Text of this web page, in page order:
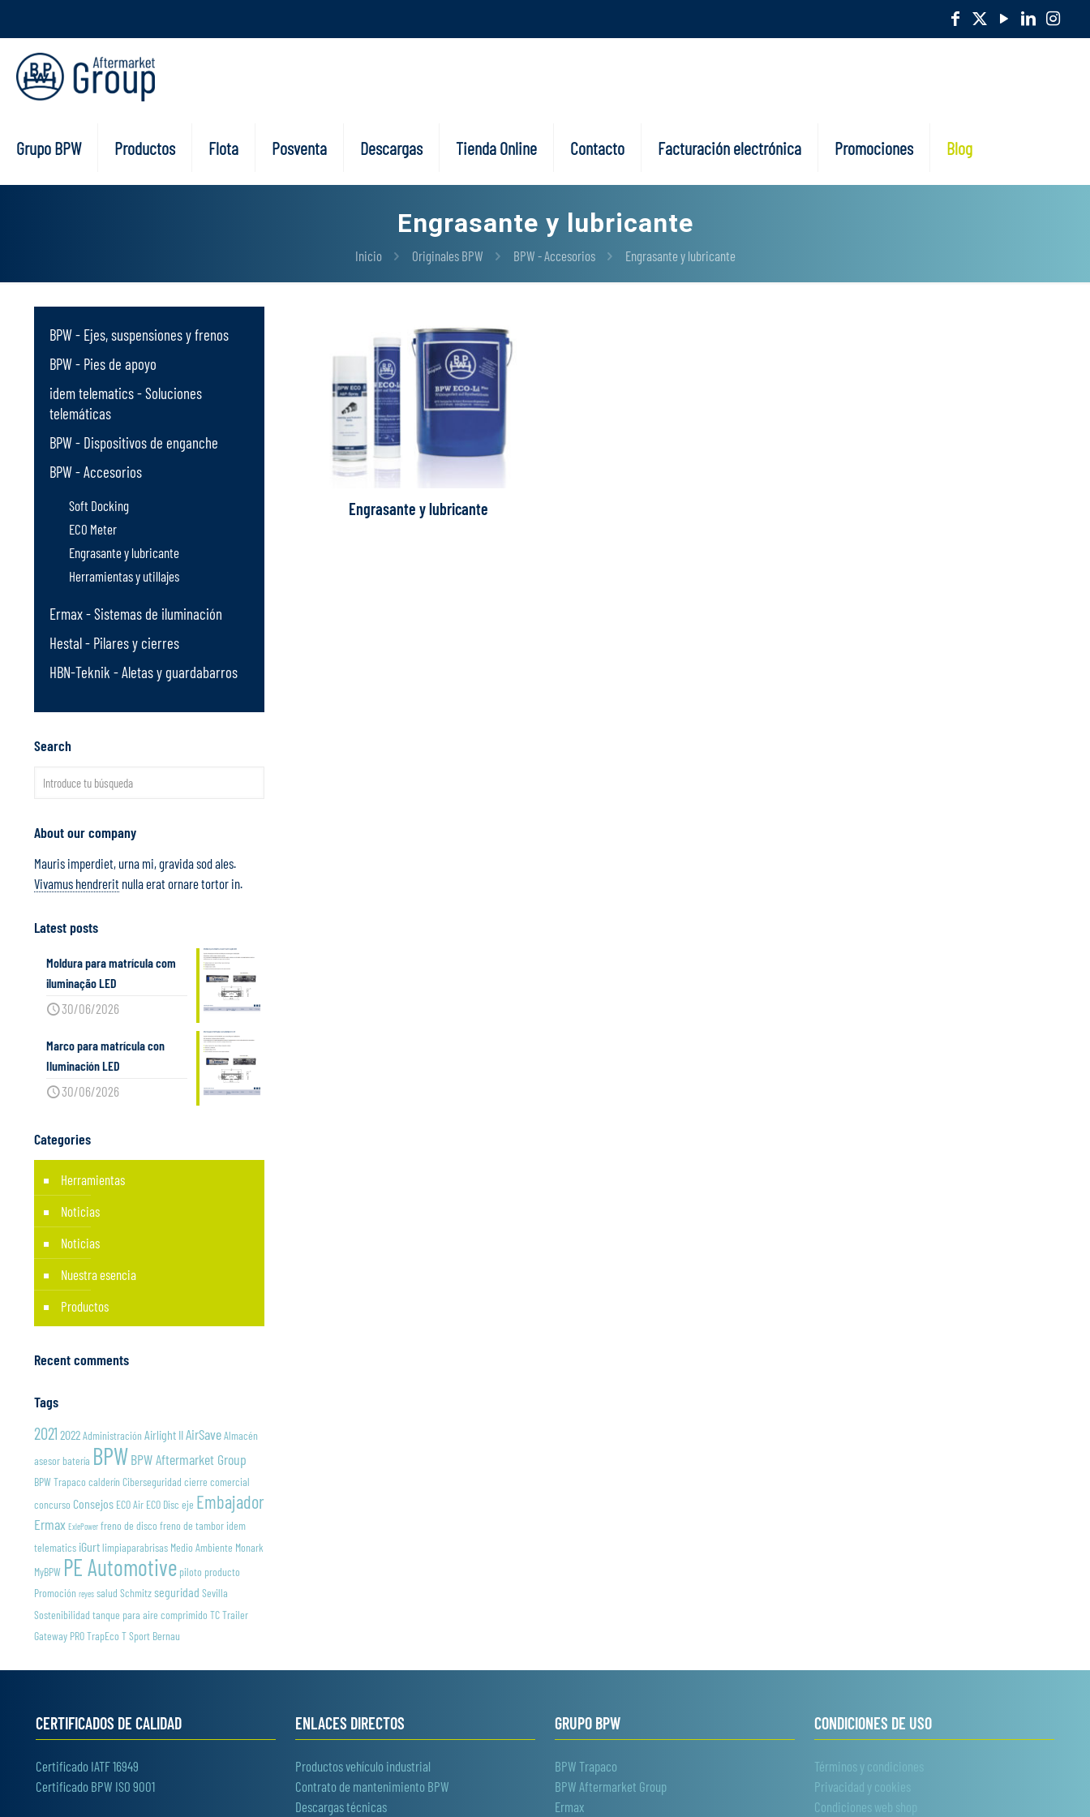
Grupo BPW Productos Flota Posventa Descargas Tienda Online Contacto Facturación electrónica Promociones Blog
Engrasante y lubricante
Inicio Originales BPW BPW - Accesorios Engrasante y lubricante
Engrasante y lubricante
BPW - Ejes, suspensiones y frenos
BPW - Pies de apoyo
idem telematics - Soluciones
telemáticas
BPW - Dispositivos de enganche
BPW - Accesorios
Soft Docking
ECO Meter
Engrasante y lubricante
Herramientas y utillajes
Ermax - Sistemas de iluminación
Hestal - Pilares y cierres
HBN-Teknik - Aletas y guardabarros
Search
About our company
Mauris imperdiet, urna mi, gravida sod ales.
Vivamus hendrerit nulla erat ornare tortor in.
Latest posts
Moldura para matrícula com
iluminação LED
30/06/2026
Marco para matrícula con
Iluminación LED
30/06/2026
Categories
Herramientas
Noticias
Noticias
Nuestra esencia
Productos
Recent comments
Tags
2021 2022Administración Airlight IIAirSaveAlmacén
asesor batería BPWBPW Aftermarket Group
BPW Trapaco calderín Ciberseguridad cierre comercial
concurso Consejos ECO Air ECO Disc eje Embajador
Ermax ExlePower freno de disco freno de tambor idem
telematics iGurtlimpiaparabrisas Medio Ambiente Monark
MyBPW PE Automotive piloto producto
Promoción reyes salud Schmitzseguridad Sevilla
Sostenibilidad tanque para aire comprimido TC Trailer
Gateway PROTrapEco T Sport Bernau
CERTIFICADOS DE CALIDAD
Certificado IATF 16949
Certificado BPW ISO 9001
ENLACES DIRECTOS
Productos vehículo industrial
Contrato de mantenimiento BPW
Descargas técnicas
GRUPO BPW
BPW Trapaco
BPW Aftermarket Group
Ermax
CONDICIONES DE USO
Términos y condiciones
Privacidad y cookies
Condiciones web shop